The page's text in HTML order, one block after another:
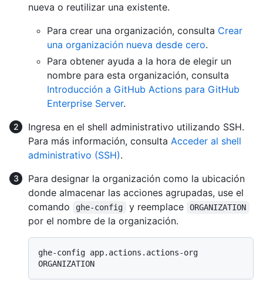
nueva o reutilizar una existente.
Para crear una organización, consulta Crear
una organización nueva desde cero.
Para obtener ayuda a la hora de elegir un
nombre para esta organización, consulta
Introducción a GitHub Actions para GitHub
Enterprise Server.
Ingresa en el shell administrativo utilizando SSH.
Para más información, consulta Acceder al shell
administrativo (SSH).
Para designar la organización como la ubicación
donde almacenar las acciones agrupadas, use el
comando
ghe-config y reemplace ORGANIZATION
por el nombre de la organización.
ghe-config app.actions.actions-org